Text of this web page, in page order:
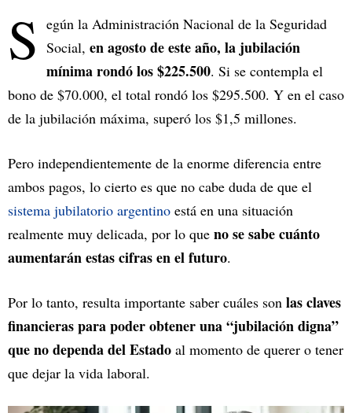
S egún la Administración Nacional de la Seguridad
Social, en agosto de este año, la jubilación
mínima rondó los $225.500. Si se contempla el
bono de $70.000, el total rondó los $295.500. Y en el caso
de la jubilación máxima, superó los $1,5 millones.
Pero independientemente de la enorme diferencia entre
ambos pagos, lo cierto es que no cabe duda de que el
sistema jubilatorio argentino está en una situación
realmente muy delicada, por lo que no se sabe cuánto
aumentarán estas cifras en el futuro.
Por lo tanto, resulta importante saber cuáles son las claves
financieras para poder obtener una “jubilación digna”
que no dependa del Estado al momento de querer o tener
que dejar la vida laboral.